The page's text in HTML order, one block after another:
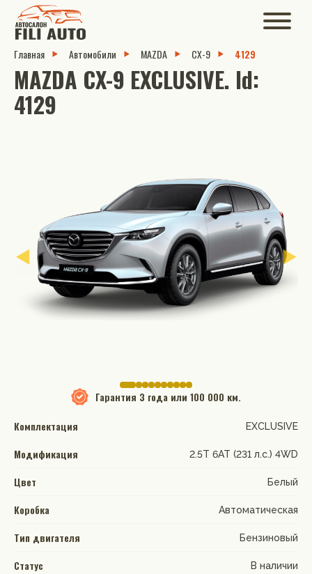
Главная Автомобили MAZDA CX-9 4129
MAZDA CX-9 EXCLUSIVE. Id:
4129
Гарантия 3 года или 100 000 км.
Комплектация
EXCLUSIVE
Модификация 2.5T 6АТ (231 л.с.) 4WD
Цвет Белый
Коробка Автоматическая
Тип двигателя Бензиновый
Статус В наличии